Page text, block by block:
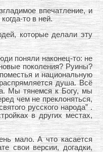
впечатление, и
то в ней.
которые делали эту
поняли наконец-то: не
поколения? Руины?
и национальную
душа. Всё
Мы тянемся к Богу, мы
чем не преклоняться,
русского народа” .
в других местах,
мало. А что касается
свои версии, догадки,